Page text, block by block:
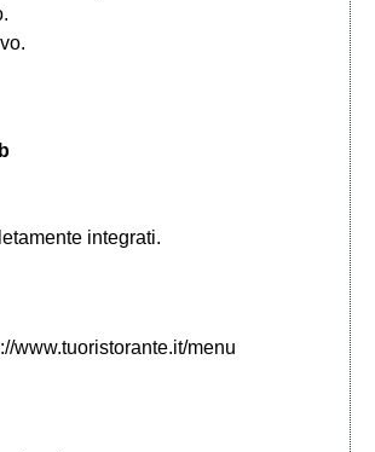
integrati.
www.tuoristorante.it/menu